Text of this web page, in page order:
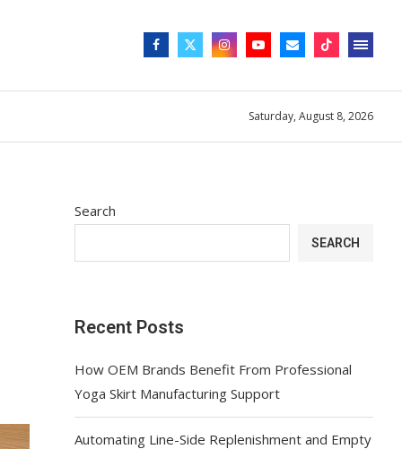
Saturday, August 8, 2026
Search
SEARCH
Recent Posts
How OEM Brands Benefit From Professional
Yoga Skirt Manufacturing Support
Automating Line-Side Replenishment and Empty